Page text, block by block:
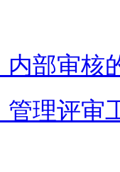
内部审核
管理评审